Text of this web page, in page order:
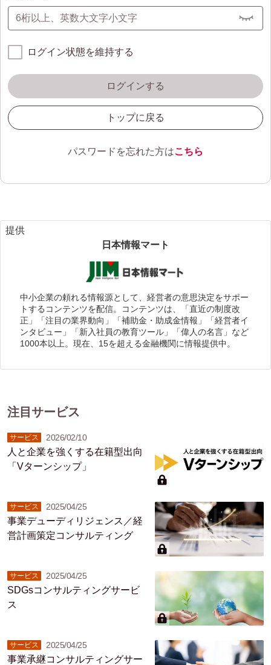
ログイン状態を維持する
ログインする
トップに戻る
パスワードを忘れた方はこちら
提供
日本情報マート
中小企業の頼れる情報源として、経営者の意思決定をサポー
トするコンテンツを配信。コンテンツは、「直近の制度改
正」「注目の業界動向」「補助金・助成金情報」「経営者イ
ンタビュー」「新入社員の教育ツール」「偉人の名言」など
1000本以上。現在、15を超える金融機関に情報提供中。
注目サービス
サービス 2026/02/10
人と企業を強くする在籍型出向
「Vターンシップ」
サービス 2025/04/25
事業デューディリジェンス／経
営計画策定コンサルティング
サービス 2025/04/25
SDGsコンサルティングサービ
ス
サービス 2025/04/25
事業承継コンサルティングサー